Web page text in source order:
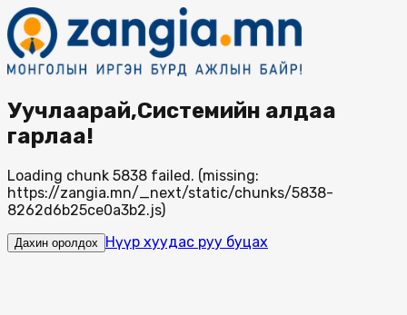
Уучлаарай,Системийн алдаа
гарлаа!
Loading chunk 5838 failed. (missing:
https://zangia.mn/_next/static/chunks/5838-
8262d6b25ce0a3b2.js)
Дахин оролдох Нүүр хуудас руу буцах